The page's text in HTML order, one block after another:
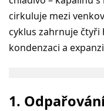
cirkuluje mezi
cyklus zahrnuje čtyři
kondenzaci a
1.